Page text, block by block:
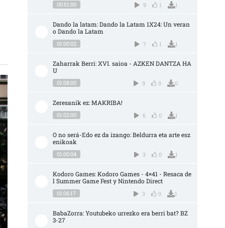
00:51:00 9 1 1
Dando la latam: Dando la Latam 1X24: Un veran
o Dando la Latam
01:00:02 7 1 1
Zaharrak Berri: XVI. saioa - AZKEN DANTZA HA
U
01:08:00 9 0 0
Zeresanik ez: MAKRIBA!
01:02:00 6 0 1
O no será-Edo ez da izango: Beldurra eta arte esz
enikoak
01:00:04 3 0 1
Kodoro Games: Kodoro Games - 4×41 - Resaca de
l Summer Game Fest y Nintendo Direct
01:06:17 3 0 1
BabaZorra: Youtubeko urrezko era berri bat? BZ
3-27